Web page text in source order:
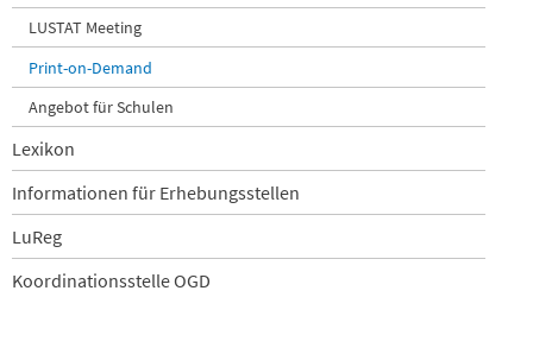
LUSTAT Meeting
Print-on-Demand
Angebot für Schulen
Lexikon
Informationen für Erhebungsstellen
LuReg
Koordinationsstelle OGD